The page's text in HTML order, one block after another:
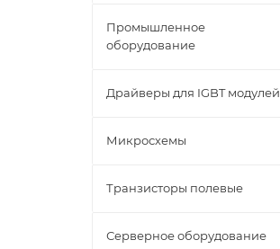
Промышленное
оборудование
Драйверы для IGBT модулей
Микросхемы
Транзисторы полевые
Серверное оборудование